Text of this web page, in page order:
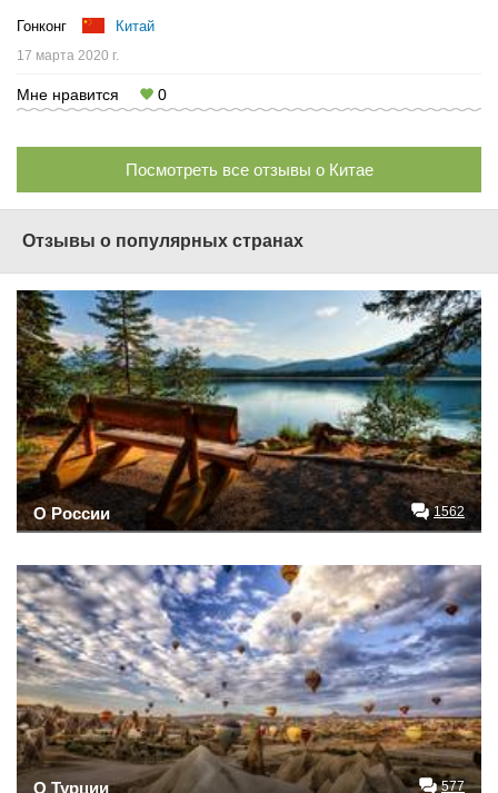
Гонконг Китай
17 марта 2020 г.
Мне нравится 0
Посмотреть все отзывы о Китае
Отзывы о популярных странах
О России 1562
О Турции 577